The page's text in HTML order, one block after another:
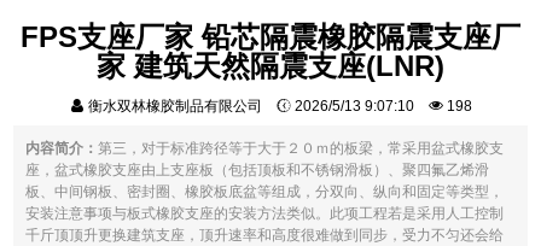
FPS支座厂家 铅芯隔震橡胶隔震支座厂
家 建筑天然隔震支座(LNR)
衡水双林橡胶制品有限公司 2026/5/13 9:07:10 198
内容简介：第三，对于标准跨径等于大于２０ｍ的板梁，常采用盆式橡胶支
座，盆式橡胶支座由上支座板（包括顶板和不锈钢滑板）、聚四氟乙烯滑
板、中间钢板、密封圈、橡胶板底盆等组成，分双向、纵向和固定等类型，
安装注意事项与板式橡胶支座的安装方法类似。此项工程若是采用人工控制
千斤顶顶升更换建筑支座，顶升速率和高度很难做到同步，受力不匀还会给